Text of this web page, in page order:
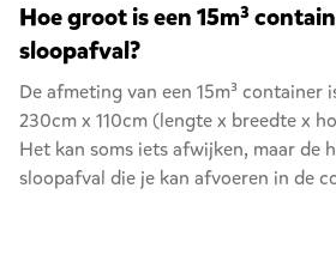
Hoe groot is een 15m³
sloopafval?
De afmeting van een 15m³ container
230cm x 110cm (lengte x breedte x
Het kan soms iets afwijken, maar de
sloopafval die je kan afvoeren in de